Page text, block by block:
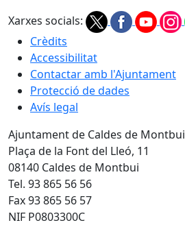
Xarxes socials:
Crèdits
Accessibilitat
Contactar amb l'Ajuntament
Protecció de dades
Avís legal
Ajuntament de Caldes de Montbui
Plaça de la Font del Lleó, 11
08140 Caldes de Montbui
Tel. 93 865 56 56
Fax 93 865 56 57
NIF P0803300C